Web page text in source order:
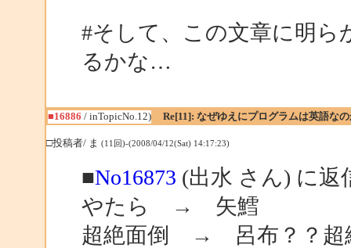
#そして、この文章に明
るかな…
■16886 / inTopicNo.12) Re[11]: なぜゆえにプログラムは英語な
□投稿者/ ま (11回)-(2008/04/12(Sat) 14:17:23)
■No16873 (出水 さん) に返
やたら → 矢鱈
超絶面倒 → 呂布？？超